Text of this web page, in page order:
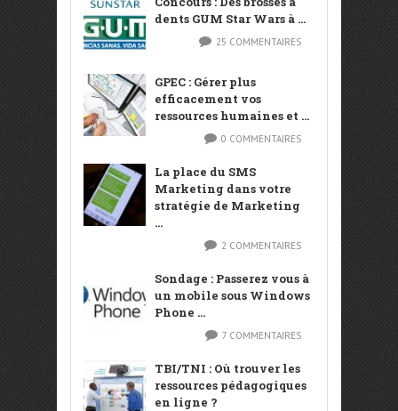
dents GUM Star Wars à ...
25 COMMENTAIRES
GPEC : Gérer plus
efficacement vos
ressources humaines et ...
0 COMMENTAIRES
La place du SMS
Marketing dans votre
stratégie de Marketing
...
2 COMMENTAIRES
Sondage : Passerez vous à
un mobile sous Windows
Phone ...
7 COMMENTAIRES
TBI/TNI : Où trouver les
ressources pédagogiques
en ligne ?